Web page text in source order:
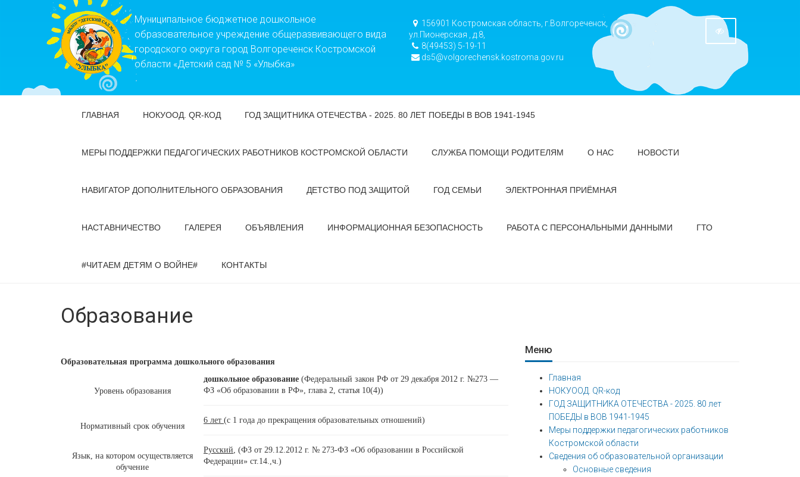
Муниципальное бюджетное дошкольное
образовательное учреждение общеразвивающего вида
городского округа город Волгореченск Костромской
области «Детский сад № 5 «Улыбка»
156901 Костромская область, г.Волгореченск,
ул.Пионерская , д.8,
8(49453) 5-19-11
ds5@volgorechensk.kostroma.gov.ru
ГЛАВНАЯ НОКУООД. QR-КОД ГОД ЗАЩИТНИКА ОТЕЧЕСТВА - 2025. 80 ЛЕТ ПОБЕДЫ В ВОВ 1941-1945
МЕРЫ ПОДДЕРЖКИ ПЕДАГОГИЧЕСКИХ РАБОТНИКОВ КОСТРОМСКОЙ ОБЛАСТИ СЛУЖБА ПОМОЩИ РОДИТЕЛЯМ О НАС НОВОСТИ
НАВИГАТОР ДОПОЛНИТЕЛЬНОГО ОБРАЗОВАНИЯ ДЕТСТВО ПОД ЗАЩИТОЙ ГОД СЕМЬИ ЭЛЕКТРОННАЯ ПРИЁМНАЯ
НАСТАВНИЧЕСТВО ГАЛЕРЕЯ ОБЪЯВЛЕНИЯ ИНФОРМАЦИОННАЯ БЕЗОПАСНОСТЬ РАБОТА С ПЕРСОНАЛЬНЫМИ ДАННЫМИ ГТО
#ЧИТАЕМ ДЕТЯМ О ВОЙНЕ# КОНТАКТЫ
Образование
Образовательная программа дошкольного образования
Уровень образования
дошкольное образование (Федеральный закон РФ от 29 декабря 2012 г. №273 —
ФЗ «Об образовании в РФ», глава 2, статья 10(4))
Нормативный срок обучения
6 лет (с 1 года до прекращения образовательных отношений)
Язык, на котором осуществляется
обучение
Русский, (ФЗ от 29.12.2012 г. № 273-ФЗ «Об образовании в Российской
Федерации» ст.14.,ч.)
Меню
Главная
НОКУООД. QR-код
ГОД ЗАЩИТНИКА ОТЕЧЕСТВА - 2025. 80 лет
ПОБЕДЫ в ВОВ 1941-1945
Меры поддержки педагогических работников
Костромской области
Сведения об образовательной организации
Основные сведения